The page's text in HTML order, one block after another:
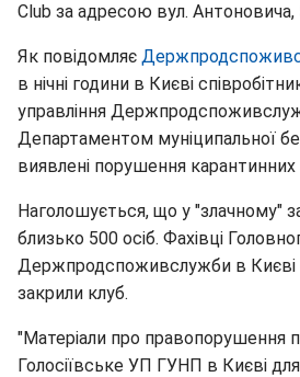
Club за адресою вул. Антоновича,
Як повідомляє Держпродспожив
в нічні години в Києві
управління
Департаментом муніципальної
виявлені порушення карантинних
Наголошується, що у "злачному"
близько 500 осіб. Фахівці
Держпродспоживслужби в Києві
закрили клуб.
"Матеріали про правопорушення
Голосіївське УП ГУНП в Києві